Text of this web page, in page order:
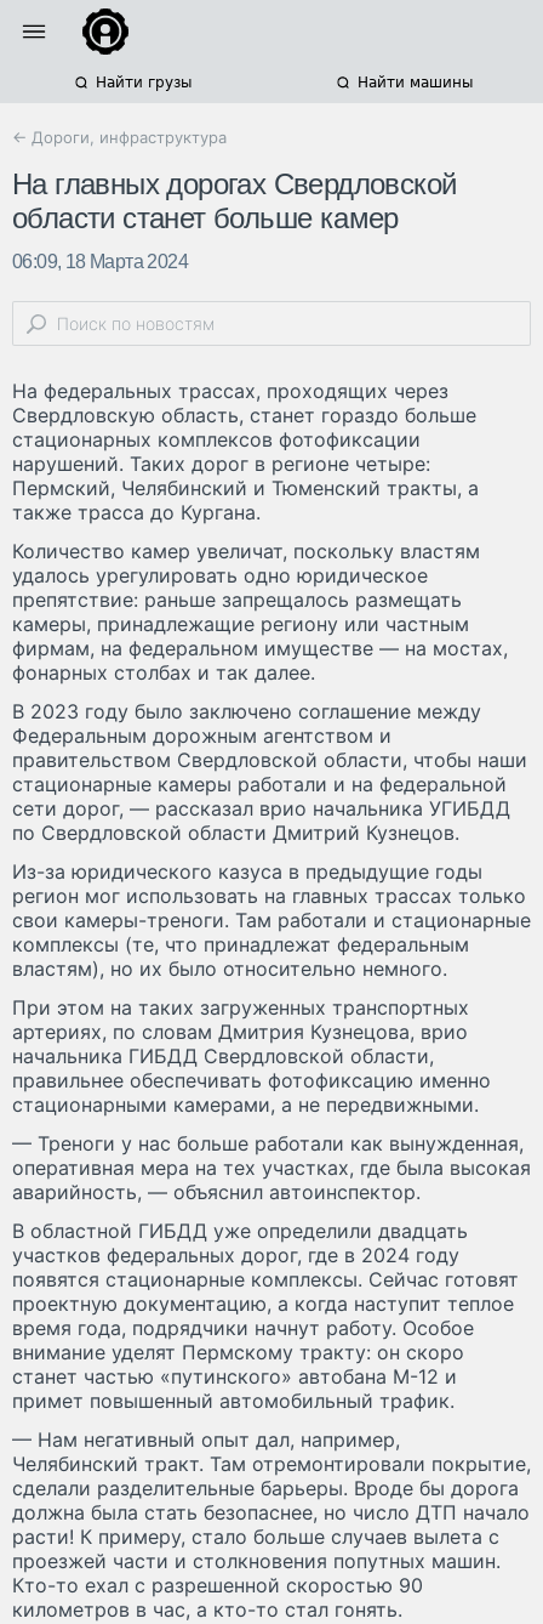
Найти грузы Найти машины
← Дороги, инфраструктура
На главных дорогах Свердловской
области станет больше камер
06:09, 18 Марта 2024
На федеральных трассах, проходящих через
Свердловскую область, станет гораздо больше
стационарных комплексов фотофиксации
нарушений. Таких дорог в регионе четыре:
Пермский, Челябинский и Тюменский тракты, а
также трасса до Кургана.
Количество камер увеличат, поскольку властям
удалось урегулировать одно юридическое
препятствие: раньше запрещалось размещать
камеры, принадлежащие региону или частным
фирмам, на федеральном имуществе — на мостах,
фонарных столбах и так далее.
В 2023 году было заключено соглашение между
Федеральным дорожным агентством и
правительством Свердловской области, чтобы наши
стационарные камеры работали и на федеральной
сети дорог, — рассказал врио начальника УГИБДД
по Свердловской области Дмитрий Кузнецов.
Из-за юридического казуса в предыдущие годы
регион мог использовать на главных трассах только
свои камеры-треноги. Там работали и стационарные
комплексы (те, что принадлежат федеральным
властям), но их было относительно немного.
При этом на таких загруженных транспортных
артериях, по словам Дмитрия Кузнецова, врио
начальника ГИБДД Свердловской области,
правильнее обеспечивать фотофиксацию именно
стационарными камерами, а не передвижными.
— Треноги у нас больше работали как вынужденная,
оперативная мера на тех участках, где была высокая
аварийность, — объяснил автоинспектор.
В областной ГИБДД уже определили двадцать
участков федеральных дорог, где в 2024 году
появятся стационарные комплексы. Сейчас готовят
проектную документацию, а когда наступит теплое
время года, подрядчики начнут работу. Особое
внимание уделят Пермскому тракту: он скоро
станет частью «путинского» автобана M-12 и
примет повышенный автомобильный трафик.
— Нам негативный опыт дал, например,
Челябинский тракт. Там отремонтировали покрытие,
сделали разделительные барьеры. Вроде бы дорога
должна была стать безопаснее, но число ДТП начало
расти! К примеру, стало больше случаев вылета с
проезжей части и столкновения попутных машин.
Кто-то ехал с разрешенной скоростью 90
километров в час, а кто-то стал гонять.